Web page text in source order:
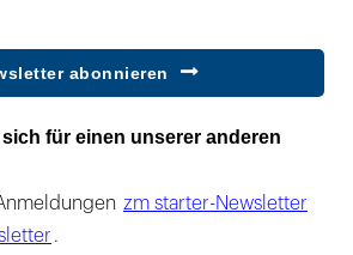
abonnieren
für einen unserer anderen
zm starter-Newsletter
.